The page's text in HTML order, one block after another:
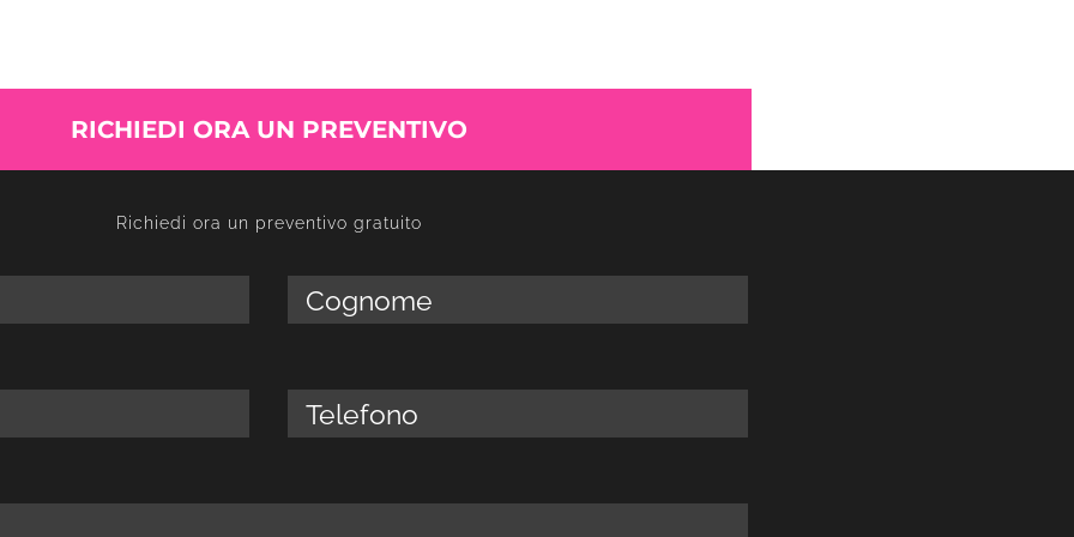
RICHIEDI ORA UN PREVENTIVO
Richiedi ora un preventivo gratuito